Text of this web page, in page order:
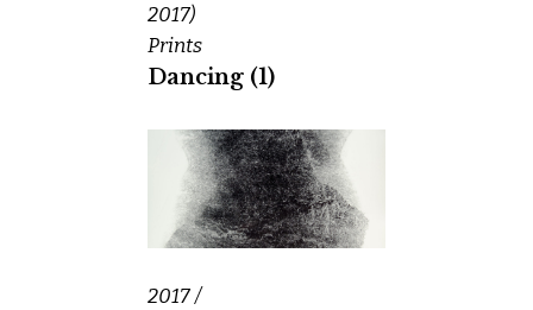
2017)
Prints
Dancing (1)
2017